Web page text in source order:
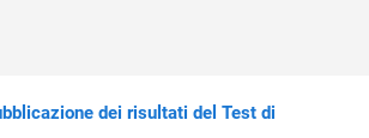
dei risultati del Test di